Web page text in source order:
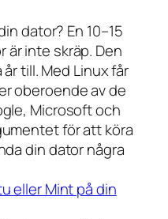
dator? En 10–15
är inte skräp. Den
till. Med Linux får
oberoende av de
Microsoft och
för att köra
din dator några
eller Mint på din